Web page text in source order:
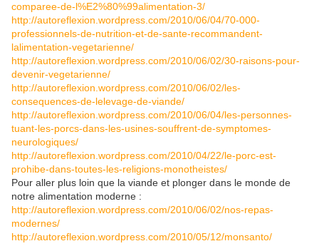
comparee-de-l%E2%80%99alimentation-3/
http://autoreflexion.wordpress.com/2010/06/04/70-000-
professionnels-de-nutrition-et-de-sante-recommandent-
lalimentation-vegetarienne/
http://autoreflexion.wordpress.com/2010/06/02/30-raisons-pour-
devenir-vegetarienne/
http://autoreflexion.wordpress.com/2010/06/02/les-
consequences-de-lelevage-de-viande/
http://autoreflexion.wordpress.com/2010/06/04/les-personnes-
tuant-les-porcs-dans-les-usines-souffrent-de-symptomes-
neurologiques/
http://autoreflexion.wordpress.com/2010/04/22/le-porc-est-
prohibe-dans-toutes-les-religions-monotheistes/
Pour aller plus loin que la viande et plonger dans le monde de
notre alimentation moderne :
http://autoreflexion.wordpress.com/2010/06/02/nos-repas-
modernes/
http://autoreflexion.wordpress.com/2010/05/12/monsanto/